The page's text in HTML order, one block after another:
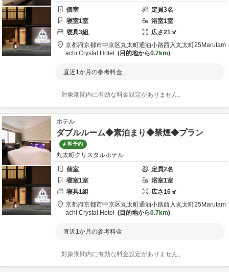
個室
定員3名
寝室1室 浴室1室
寝具3組 広さ21㎡
京都府京都市中京区丸太町通油小路西入丸太町25 Marutam
achi Crystal Hotel
目的地から0.7km
直近1か月の参考料金
対象期間内に有効な料金設定がありません。
ホテル
ダブルルーム◆素泊まり◆禁煙◆プラン
即予約
丸太町クリスタルホテル
個室
定員2名
寝室1室 浴室1室
寝具1組 広さ16㎡
京都府京都市中京区丸太町通油小路西入丸太町25 Marutam
achi Crystal Hotel
目的地から0.7km
直近1か月の参考料金
対象期間内に有効な料金設定がありません。